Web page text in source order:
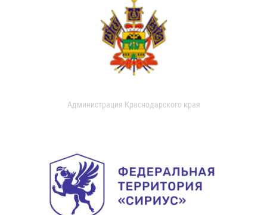
Администрация Краснодарского края